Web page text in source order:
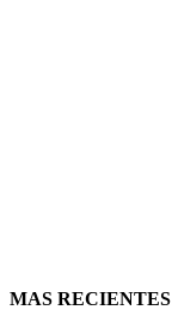
MAS RECIENTES